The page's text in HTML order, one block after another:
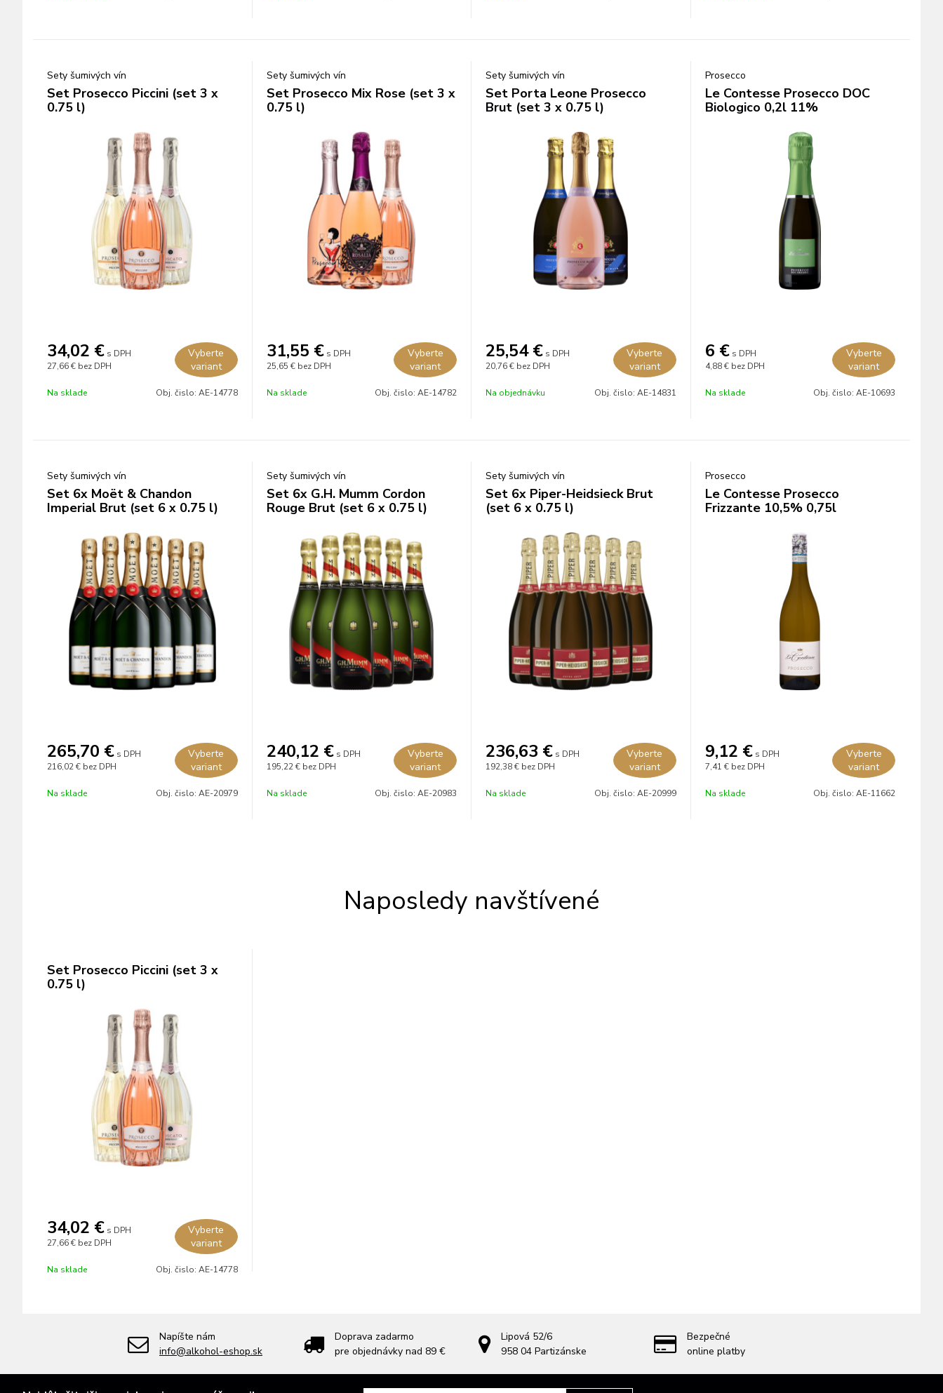
Sety šumivých vín
Set Prosecco Piccini (set 3 x
0.75 l)
34,02 € s DPH
27,66 € bez DPH
Vyberte
variant
Na sklade Obj. čislo: AE-14778
Sety šumivých vín
Set Prosecco Mix Rose (set 3 x
0.75 l)
31,55 € s DPH
25,65 € bez DPH
Vyberte
variant
Na sklade Obj. čislo: AE-14782
Sety šumivých vín
Set Porta Leone Prosecco
Brut (set 3 x 0.75 l)
25,54 € s DPH
20,76 € bez DPH
Vyberte
variant
Na objednávku Obj. čislo: AE-14831
Prosecco
Le Contesse Prosecco DOC
Biologico 0,2l 11%
6 € s DPH
4,88 € bez DPH
Vyberte
variant
Na sklade Obj. čislo: AE-10693
Sety šumivých vín
Set 6x Moët & Chandon
Imperial Brut (set 6 x 0.75 l)
265,70 € s DPH
216,02 € bez DPH
Vyberte
variant
Na sklade Obj. čislo: AE-20979
Sety šumivých vín
Set 6x G.H. Mumm Cordon
Rouge Brut (set 6 x 0.75 l)
240,12 € s DPH
195,22 € bez DPH
Vyberte
variant
Na sklade Obj. čislo: AE-20983
Sety šumivých vín
Set 6x Piper-Heidsieck Brut
(set 6 x 0.75 l)
236,63 € s DPH
192,38 € bez DPH
Vyberte
variant
Na sklade Obj. čislo: AE-20999
Prosecco
Le Contesse Prosecco
Frizzante 10,5% 0,75l
9,12 € s DPH
7,41 € bez DPH
Vyberte
variant
Na sklade Obj. čislo: AE-11662
Naposledy navštívené
Set Prosecco Piccini (set 3 x
0.75 l)
34,02 € s DPH
27,66 € bez DPH
Vyberte
variant
Na sklade Obj. čislo: AE-14778
Napíšte nám
info@alkohol-eshop.sk
Doprava zadarmo
pre objednávky nad 89 €
Lipová 52/6
958 04 Partizánske
Bezpečné
online platby